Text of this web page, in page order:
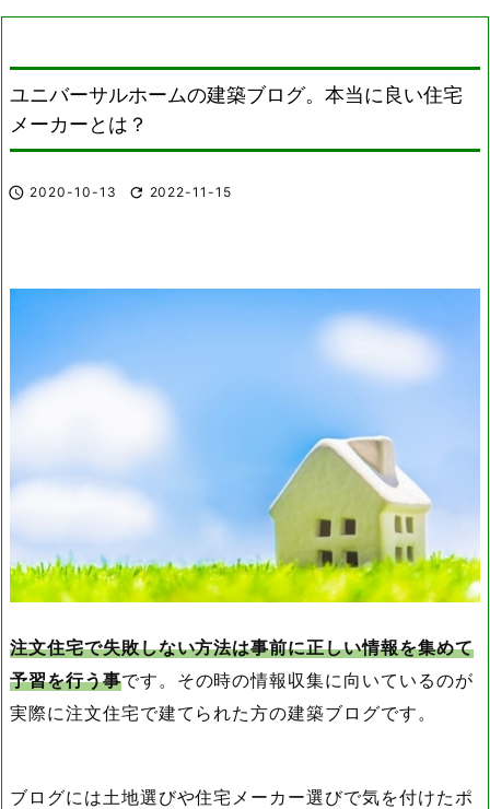
ユニバーサルホームの建築ブログ。本当に良い住宅
メーカーとは？
 2020-10-13  2022-11-15
注文住宅で失敗しない方法は事前に正しい情報を集めて
予習を行う事です。その時の情報収集に向いているのが
実際に注文住宅で建てられた方の建築ブログです。
ブログには土地選びや住宅メーカー選びで気を付けたポ